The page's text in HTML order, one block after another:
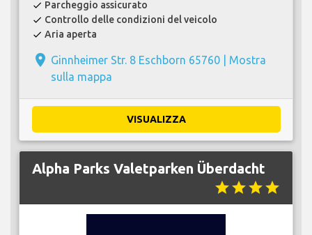
check Parcheggio assicurato
check Controllo delle condizioni del veicolo
check Aria aperta
place Ginnheimer Str. 8 Eschborn 65760 | Mostra
sulla mappa
VISUALIZZA
Alpha Parks Valetparken Überdacht
starstarstarstar